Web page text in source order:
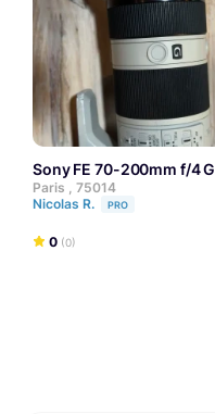
Sony FE 70-200mm f/4 G
Paris , 75014
Nicolas R.
PRO
0 (0)